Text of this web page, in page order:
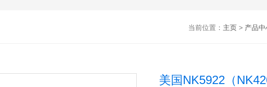
当前位置： 主页> 产品中
美国NK5922（